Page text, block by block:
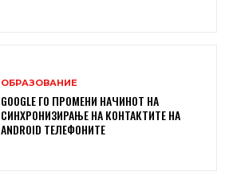
ОБРАЗОВАНИЕ
GOOGLE ГО ПРОМЕНИ НАЧИНОТ НА
СИНХРОНИЗИРАЊЕ НА КОНТАКТИТЕ НА
ANDROID ТЕЛЕФОНИТЕ